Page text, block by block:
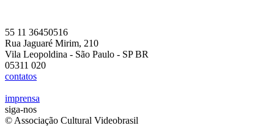
55 11 36450516
Rua Jaguaré Mirim, 210
Vila Leopoldina - São Paulo - SP BR
05311 020
contatos
imprensa
siga-nos
© Associação Cultural Videobrasil